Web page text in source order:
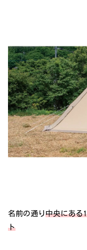
名前の通り 中央にある
ト